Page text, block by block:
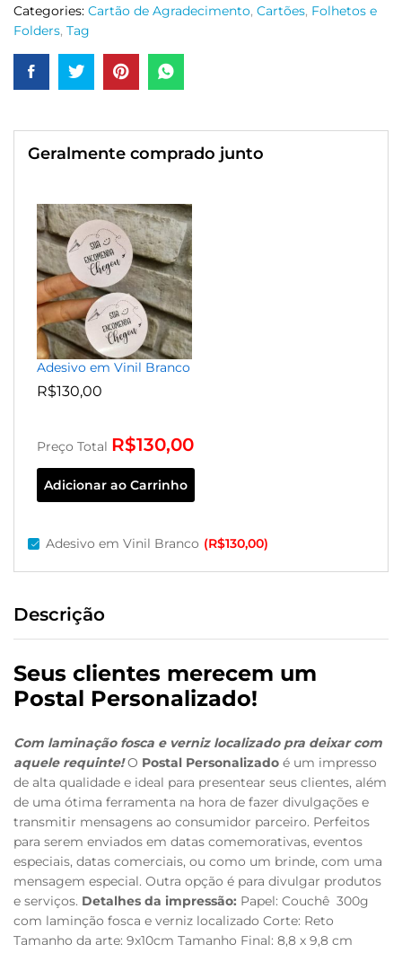
Categories: Cartão de Agradecimento, Cartões, Folhetos e
Folders, Tag
Geralmente comprado junto
Adesivo em Vinil Branco
R$130,00
Preço Total R$130,00
Adicionar ao Carrinho
Adesivo em Vinil Branco (R$130,00)
Descrição
Seus clientes merecem um
Postal Personalizado!
Com laminação fosca e verniz localizado pra deixar com
aquele requinte! O Postal Personalizado é um impresso
de alta qualidade e ideal para presentear seus clientes, além
de uma ótima ferramenta na hora de fazer divulgações e
transmitir mensagens ao consumidor parceiro. Perfeitos
para serem enviados em datas comemorativas, eventos
especiais, datas comerciais, ou como um brinde, com uma
mensagem especial. Outra opção é para divulgar produtos
e serviços. Detalhes da impressão: Papel: Couchê 300g
com laminção fosca e verniz localizado Corte: Reto
Tamanho da arte: 9x10cm Tamanho Final: 8,8 x 9,8 cm